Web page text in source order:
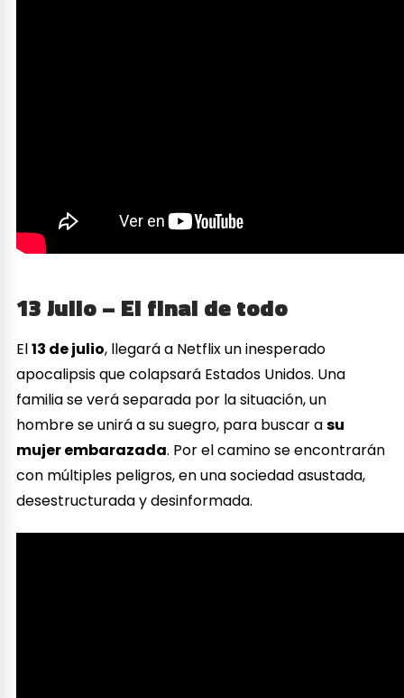
13 Julio – El final de todo
El13 de julio, llegará a Netflix un inesperado
apocalipsis que colapsará Estados Unidos. Una
familia se verá separada por la situación, un
hombre se unirá a su suegro, para buscar asu
mujer embarazada. Por el camino se encontrarán
con múltiples peligros, en una sociedad asustada,
desestructurada y desinformada.